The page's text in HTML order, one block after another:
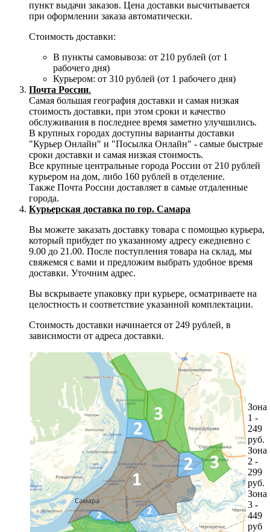
пункт выдачи заказов. Цена доставки высчитывается
при оформлении заказа автоматически.
Стоимость доставки:
В пункты самовывоза: от 210 рублей (от 1
рабочего дня)
Курьером: от 310 рублей (от 1 рабочего дня)
Почта России.
Самая большая география доставки и самая низкая
стоимость доставки, при этом сроки и качество
обслуживания в последнее время заметно улучшились.
В крупных городах доступны варианты доставки
"Курьер Онлайн" и "Посылка Онлайн" - самые быстрые
сроки доставки и самая низкая стоимость.
Все крупные центральные города России от 210 рублей
курьером на дом, либо 160 рублей в отделение.
Также Почта России доставляет в самые отдаленные
города.
Курьерская доставка по гор. Самара
Вы можете заказать доставку товара с помощью курьера,
который прибудет по указанному адресу ежедневно с
9.00 до 21.00. После поступления товара на склад, мы
свяжемся с вами и предложим выбрать удобное время
доставки. Уточним адрес.
Вы вскрываете упаковку при курьере, осматриваете на
целостность и соответствие указанной комплектации.
Стоимость доставки начинается от 249 рублей, в
зависимости от адреса доставки.
Зона
1 -
249
руб.
Зона
2 -
299
руб.
Зона
3 -
449
руб